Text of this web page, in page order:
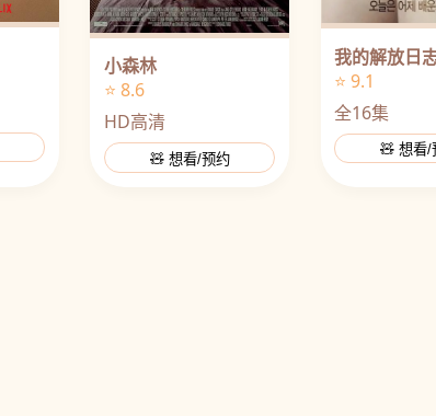
小森林
⭐ 8.6
HD高清
🧸 想看/预约
我的解放日
⭐ 9.1
全16集
🧸 想看/